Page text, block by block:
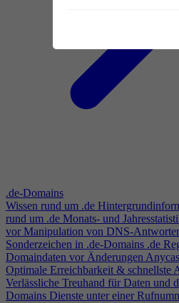
.de-Domains
Wissen rund um .de
rund um .de Monats- und
vor Manipulation von DNS-
Sonderzeichen in .de-Domains .de
Domaindaten vor Änderungen
Optimale Erreichbarkeit & schnellste
Verlässliche Treuhand für Daten und
Domains Dienste unter einer